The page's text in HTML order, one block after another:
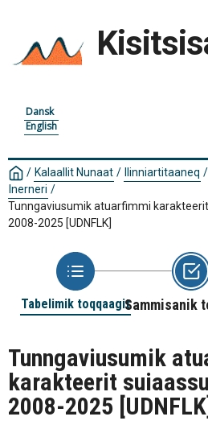
Dansk
English
/ Kalaallit Nunaat / Ilinniartitaaneq /
Inerneri /
Tunngaviusumik atuarfimmi
2008-2025 [UDNFLK]
Tabelimik toqqaagitSammisanik
Tunngaviusumik
karakteerit
2008-2025 [UDNFLK]